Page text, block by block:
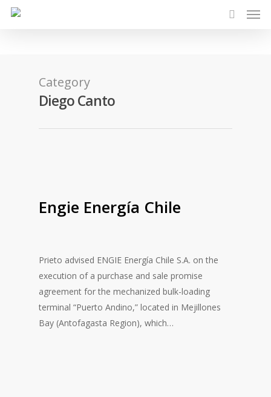
Category
Diego Canto
Engie Energía Chile
Prieto advised ENGIE Energía Chile S.A. on the
execution of a purchase and sale promise
agreement for the mechanized bulk-loading
terminal “Puerto Andino,” located in Mejillones
Bay (Antofagasta Region), which…